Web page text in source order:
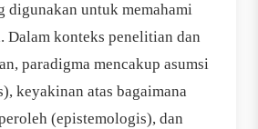
digunakan untuk memahami
Dalam konteks penelitian dan
paradigma mencakup asumsi
keyakinan atas bagaimana
(epistemologis), dan